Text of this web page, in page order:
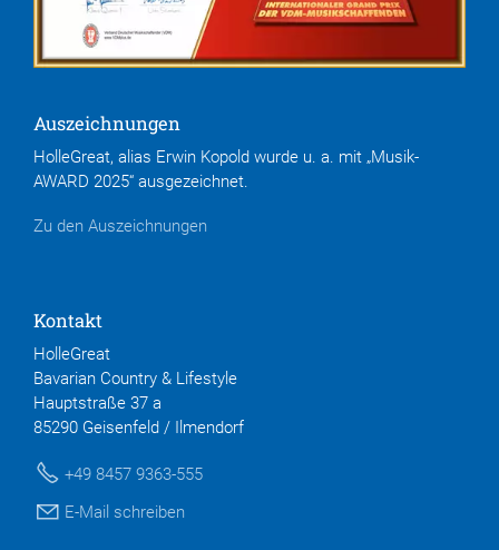
Auszeichnungen
HolleGreat, alias Erwin Kopold wurde u. a. mit „Musik-
AWARD 2025“ ausgezeichnet.
Zu den Auszeichnungen
Kontakt
HolleGreat
Bavarian Country & Lifestyle
Hauptstraße 37 a
85290 Geisenfeld / Ilmendorf
+49 8457 9363-555
E-Mail schreiben